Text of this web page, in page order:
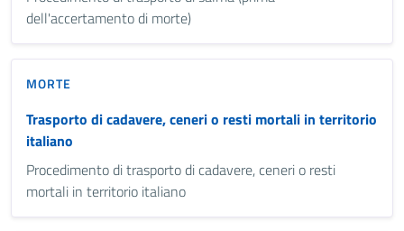
dell'accertamento di morte)
MORTE
Trasporto di cadavere, ceneri o resti mortali in territorio
italiano
Procedimento di trasporto di cadavere, ceneri o resti
mortali in territorio italiano